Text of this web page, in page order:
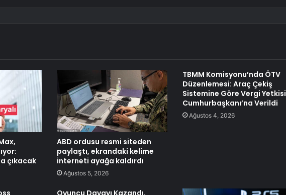
çıkacak
ABD ordusu resmi siteden
paylaştı, ekrandaki kelime
interneti ayağa kaldırdı
Ağustos 5, 2026
TBMM Komisyonu’nda ÖTV
Düzenlemesi: Araç Çekiş
Sistemine Göre Vergi Yetkisi
Cumhurbaşkanı’na Verildi
Ağustos 4, 2026